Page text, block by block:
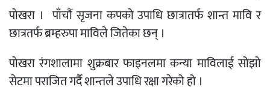
पोखरा । पाँचौं सृजना कपको उपाधि छात्रातर्फ शान्त मावि र
छात्रतर्फ ब्रम्हरुपा माविले जितेका छन् ।
पोखरा रंगशालामा शुक्रबार फाइनलमा कन्या माविलाई सोझो
सेटमा पराजित गर्दै शान्तले उपाधि रक्षा गरेको हो ।